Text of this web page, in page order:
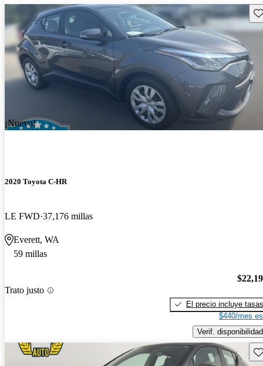
¡Nuevo!
2020 Toyota C-HR
LE FWD 37,176 millas
Everett, WA
59 millas
Trato justo
El precio incluye tasas
$440/mes
Verif. disponibilidad